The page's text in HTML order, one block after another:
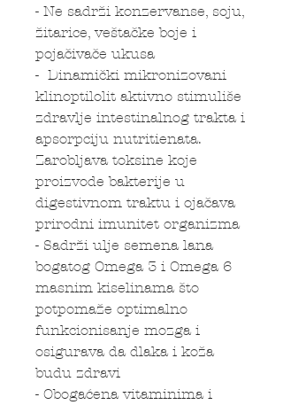
- Ne sadrži konzervanse, soju,
žitarice, veštačke boje i
pojačivače ukusa
- Dinamički mikronizovani
klinoptilolit aktivno stimuliše
zdravlje intestinalnog trakta i
apsorpciju nutritienata.
Zarobljava toksine koje
proizvode bakterije u
digestivnom traktu i ojačava
prirodni imunitet organizma
- Sadrži ulje semena lana
bogatog Omega 3 i Omega 6
masnim kiselinama što
potpomaže optimalno
funkcionisanje mozga i
osigurava da dlaka i koža
budu zdravi
- Obogaćena vitaminima i